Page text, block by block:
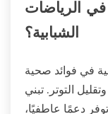
في الرياضات
الشبابية؟
في فوائد صحية
التوتر. تبني
دعمًا عاطفيًا،